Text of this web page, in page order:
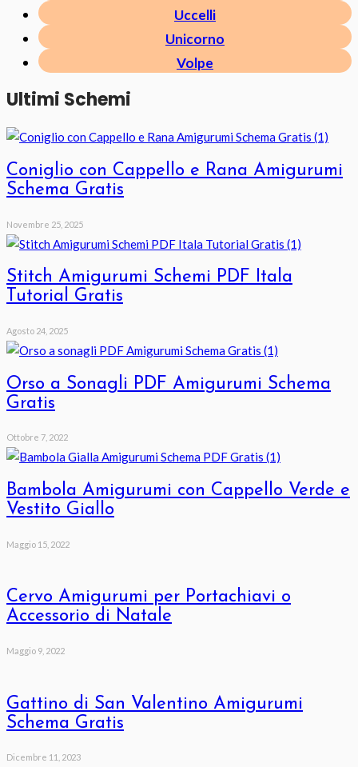
Uccelli
Unicorno
Volpe
Ultimi Schemi
Coniglio con Cappello e Rana Amigurumi
Schema Gratis
Novembre 25, 2025
Stitch Amigurumi Schemi PDF Itala
Tutorial Gratis
Agosto 24, 2025
Orso a Sonagli PDF Amigurumi Schema
Gratis
Ottobre 7, 2022
Bambola Amigurumi con Cappello Verde e
Vestito Giallo
Maggio 15, 2022
Cervo Amigurumi per Portachiavi o
Accessorio di Natale
Maggio 9, 2022
Gattino di San Valentino Amigurumi
Schema Gratis
Dicembre 11, 2023